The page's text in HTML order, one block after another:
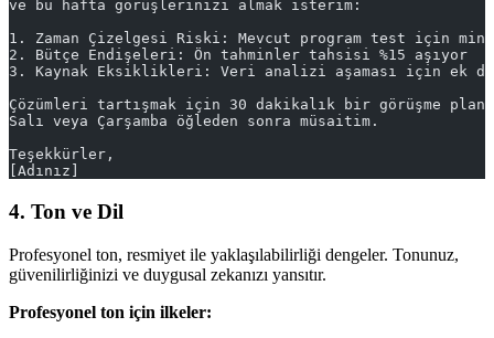
ve bu hafta görüşlerinizi almak isterim:
1. Zaman Çizelgesi Riski: Mevcut program test için
2. Bütçe Endişeleri: Ön tahminler tahsisi %15 aşıyor
3. Kaynak Eksiklikleri: Veri analizi aşaması için ek
Çözümleri tartışmak için 30 dakikalık bir görüşme
Salı veya Çarşamba öğleden sonra müsaitim.
Teşekkürler,
[Adınız]
4. Ton ve Dil
Profesyonel ton, resmiyet ile yaklaşılabilirliği dengeler. Tonunuz,
güvenilirliğinizi ve duygusal zekanızı yansıtır.
Profesyonel ton için ilkeler: